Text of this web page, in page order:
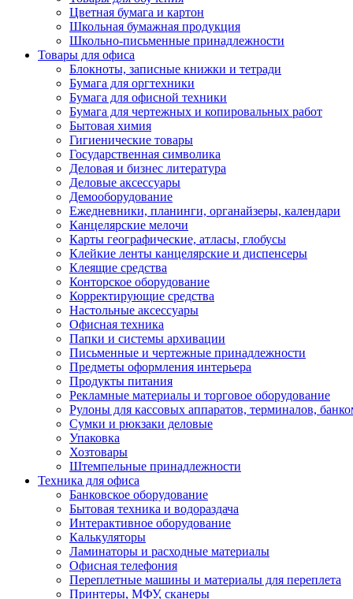
Цветная бумага и картон
Школьная бумажная продукция
Школьно-письменные принадлежности
Товары для офиса
Блокноты, записные книжки и тетради
Бумага для оргтехники
Бумага для офисной техники
Бумага для чертежных и копировальных работ
Бытовая химия
Гигиенические товары
Государственная символика
Деловая и бизнес литература
Деловые аксессуары
Демооборудование
Ежедневники, планинги, органайзеры, календари
Канцелярские мелочи
Карты географические, атласы, глобусы
Клейкие ленты канцелярские и диспенсеры
Клеящие средства
Конторское оборудование
Корректирующие средства
Настольные аксессуары
Офисная техника
Папки и системы архивации
Письменные и чертежные принадлежности
Предметы оформления интерьера
Продукты питания
Рекламные материалы и торговое оборудование
Рулоны для кассовых аппаратов, терминалов,
Сумки и рюкзаки деловые
Упаковка
Хозтовары
Штемпельные принадлежности
Техника для офиса
Банковское оборудование
Бытовая техника и водораздача
Интерактивное оборудование
Калькуляторы
Ламинаторы и расходные материалы
Офисная телефония
Переплетные машины и материалы для переплета
Принтеры, МФУ, сканеры